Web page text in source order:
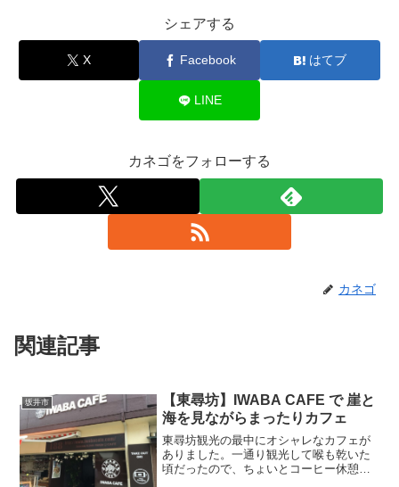
シェアする
X Facebook はてブ
LINE
カネゴをフォローする
カネゴ
関連記事
坂井市
【東尋坊】IWABA CAFE で 崖と
海を見ながらまったりカフェ
東尋坊観光の最中にオシャレなカフェが
ありました。一通り観光して喉も乾いた
頃だったので、ちょいとコーヒー休憩を